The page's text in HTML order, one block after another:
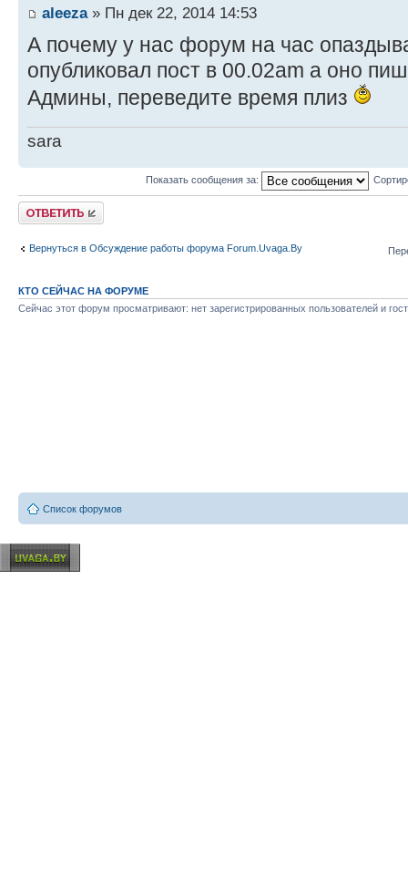
aleeza» Пн дек 22, 2014 14:53
А почему у нас форум на час
опубликовал пост в 00.02am а оно
Админы, переведите время плиз
sara
Показать сообщения за:
Ответить
Вернуться в Обсуждение работы форума Forum.Uvaga.By
КТО СЕЙЧАС НА ФОРУМЕ
Сейчас этот форум просматривают: нет зарегистрированных пользователей и
Список форумов